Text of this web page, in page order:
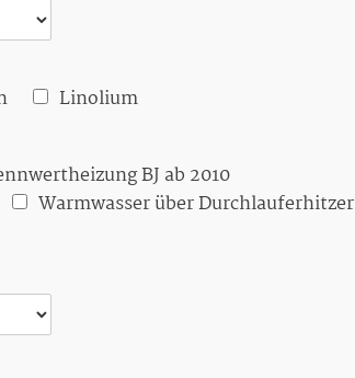
Linolium
BJ ab 2010
Warmwasser über Durchlauferhitzer